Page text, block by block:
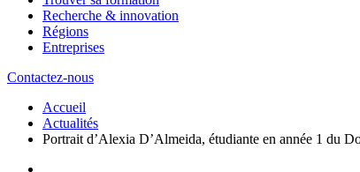
Recherche & innovation
Régions
Entreprises
Contactez-nous
Accueil
Actualités
Portrait d’Alexia D’Almeida, étudiante en année 1 du